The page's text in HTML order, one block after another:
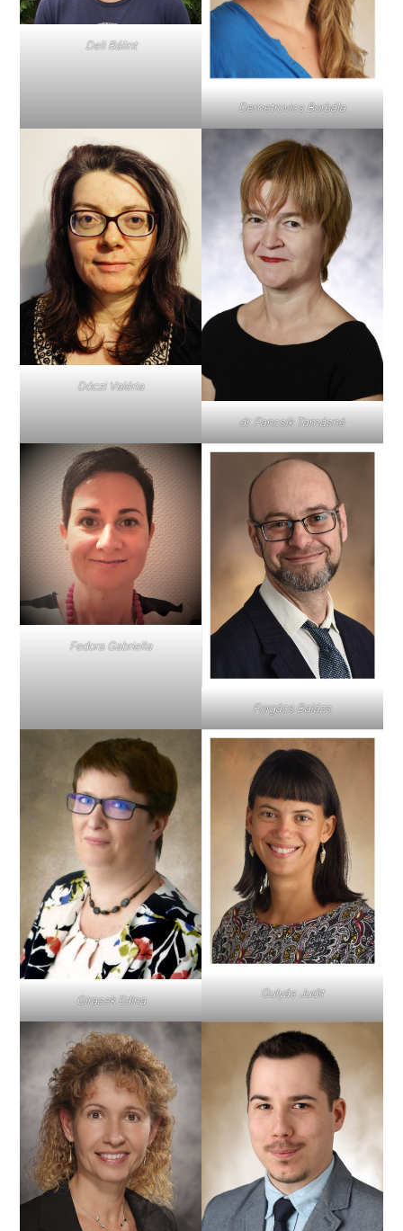
Deli Bálint
Demetrovics Borbála
Dóczi Valéria
dr. Fancsik Tamásné
Fedora Gabriella
Forgács Balázs
Girasek Edina Gulyás Judit